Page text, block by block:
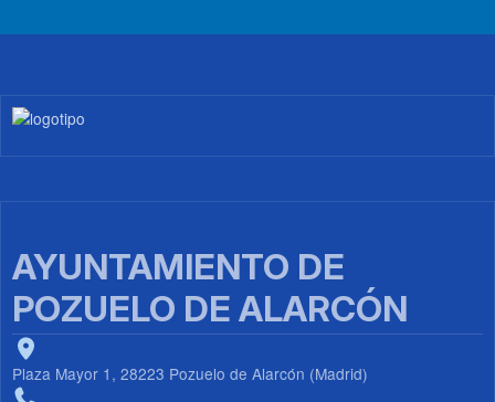
Imagen
AYUNTAMIENTO DE
POZUELO DE ALARCÓN
Plaza Mayor 1, 28223 Pozuelo de Alarcón (Madrid)